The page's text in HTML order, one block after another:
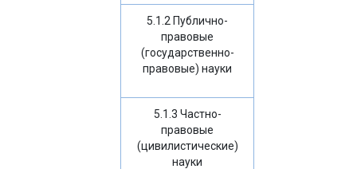
5.1.2 Публично-
правовые
(государственно-
правовые) науки
5.1.3 Частно-
правовые
(цивилистические)
науки